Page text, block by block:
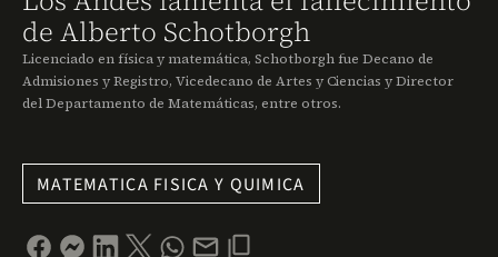
de Alberto Schotborgh
Licenciado en física y matemática, Schotborgh fue Decano de
Admisiones y Registro, Vicedecano de Artes y Ciencias y Director
del Departamento de Matemáticas, entre otros.
MATEMATICA FISICA Y QUIMICA